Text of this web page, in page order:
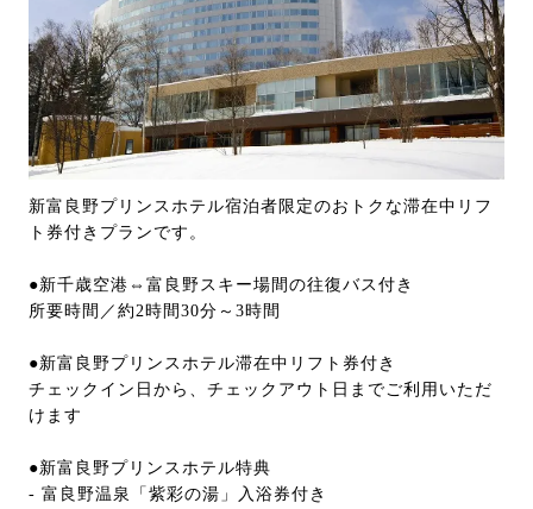
新富良野プリンスホテル宿泊者限定のおトクな滞在中リフ
ト券付きプランです。
●新千歳空港⇔富良野スキー場間の往復バス付き
所要時間／約2時間30分～3時間
●新富良野プリンスホテル滞在中リフト券付き
チェックイン日から、チェックアウト日までご利用いただ
けます
●新富良野プリンスホテル特典
- 富良野温泉「紫彩の湯」入浴券付き